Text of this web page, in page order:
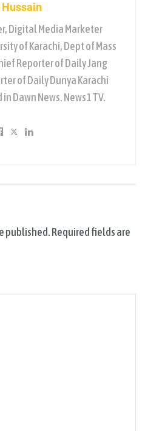
Digital Media Marketer
of Karachi, Dept of Mass
Reporter of Daily Jang
of Daily Dunya Karachi
Dawn News. News1 TV.
published.Required fields are